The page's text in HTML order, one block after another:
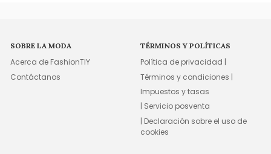
SOBRE LA MODA
Acerca de FashionTIY
Contáctanos
TÉRMINOS Y POLÍTICAS
Política de privacidad |
Términos y condiciones |
Impuestos y tasas
| Servicio posventa
| Declaración sobre el uso de
cookies